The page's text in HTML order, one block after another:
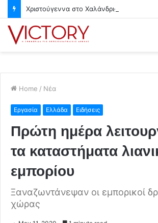
Home / Νέα
Εργασία Ελλάδα Ειδήσεις
Πρώτη ημέρα
τα καταστήματα
εμπορίου
Ξαναζωντάνεψαν οι εμπορικοί
χώρας